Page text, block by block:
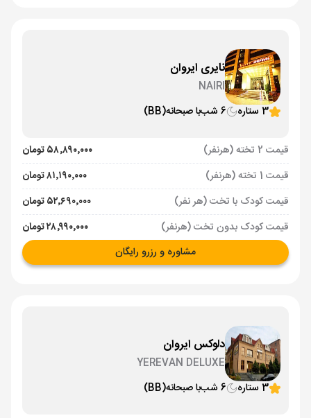
نایری ایروان
NAIRI
3 ستاره
6 شب با صبحانه(BB)
قیمت 2 تخته (هرنفر)
۵۸٬۸۹۰٬۰۰۰ تومان
قیمت 1 تخته (هرنفر)
۸۱٬۱۹۰٬۰۰۰ تومان
قیمت کودک با تخت (هر نفر)
۵۲٬۶۹۰٬۰۰۰ تومان
قیمت کودک بدون تخت (هرنفر)
۲۸٬۹۹۰٬۰۰۰ تومان
مشاوره و رزرو رایگان
دلوکس ایروان
YEREVAN DELUXE
3 ستاره
6 شب با صبحانه(BB)